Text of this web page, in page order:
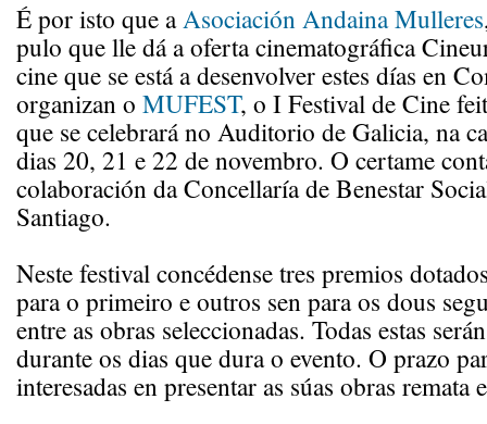
É por isto que aAsociación Andaina Mulleres
pulo que lle dá a oferta cinematográfica
cine que se está a desenvolver estes días en
organizan o MUFEST, o I Festival de Cine
que se celebrará no Auditorio de Galicia, na
dias 20, 21 e 22 de novembro. O certame
colaboración da Concellaría de Benestar
Santiago.
Neste festival concédense tres premios
para o primeiro e outros sen para os dous
entre as obras seleccionadas. Todas estas
durante os dias que dura o evento. O prazo
interesadas en presentar as súas obras remata